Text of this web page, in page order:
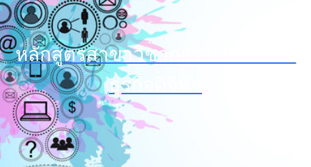
หลักสูตรสาขาวิชาการ เทคโนโลยี
ธุรกิจดิจิทัล